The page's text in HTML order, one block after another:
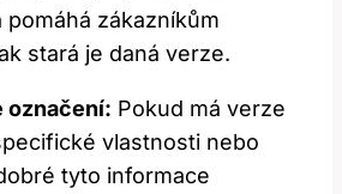
pomáhá zákazníkům
stará je daná verze.
označení: Pokud má verze
vlastnosti nebo
tyto informace